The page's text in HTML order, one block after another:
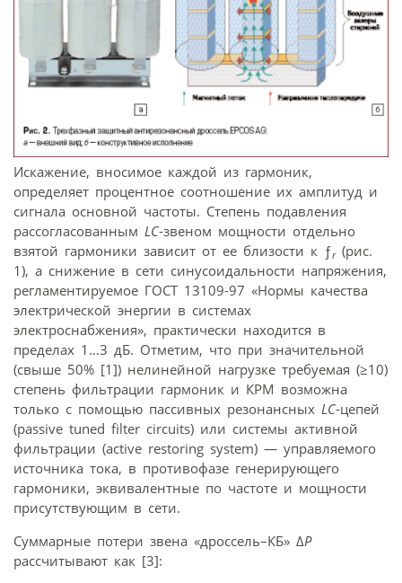
Искажение, вносимое каждой из гармоник,
определяет процентное соотношение их амплитуд и
сигнала основной частоты. Степень подавления
рассогласованным LC-звеном мощности отдельно
взятой гармоники зависит от ее близости к ƒr(рис.
1), а снижение в сети синусоидальности напряжения,
регламентируемое ГОСТ 13109-97 «Нормы качества
электрической энергии в системах
электроснабжения», практически находится в
пределах 1…3 дБ. Отметим, что при значительной
(свыше 50% [1]) нелинейной нагрузке требуемая (≥10)
степень фильтрации гармоник и КРМ возможна
только с помощью пассивных резонансных LC-цепей
(passive tuned filter circuits) или системы активной
фильтрации (active restoring system) — управляемого
источника тока, в противофазе генерирующего
гармоники, эквивалентные по частоте и мощности
присутствующим в сети.
Суммарные потери звена «дроссель–КБ» ΔР
рассчитывают как [3]: